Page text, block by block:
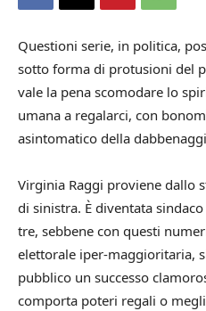
Questioni serie, in politica,
sotto forma di protusioni del
vale la pena scomodare lo
umana a regalarci, con
asintomatico della
Virginia Raggi proviene dallo
di sinistra. È diventata
tre, sebbene con questi
elettorale iper-maggioritaria,
pubblico un successo
comporta poteri regali o